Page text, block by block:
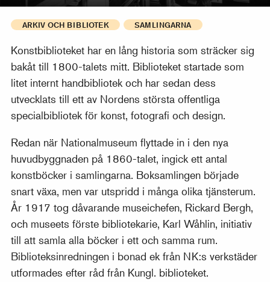
ARKIV OCH BIBLIOTEK SAMLINGARNA
Konstbiblioteket har en lång historia som sträcker sig
bakåt till 1800-talets mitt. Biblioteket startade som
litet internt handbibliotek och har sedan dess
utvecklats till ett av Nordens största offentliga
specialbibliotek för konst, fotografi och design.
Redan när Nationalmuseum flyttade in i den nya
huvudbyggnaden på 1860-talet, ingick ett antal
konstböcker i samlingarna. Boksamlingen började
snart växa, men var utspridd i många olika tjänsterum.
År 1917 tog dåvarande museichefen, Rickard Bergh,
och museets förste bibliotekarie, Karl Wåhlin, initiativ
till att samla alla böcker i ett och samma rum.
Biblioteksinredningen i bonad ek från NK:s verkstäder
utformades efter råd från Kungl. biblioteket.